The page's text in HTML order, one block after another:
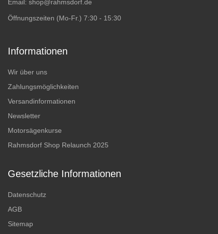
Email: shop@rahmsdorf.de
Öffnungszeiten (Mo-Fr.) 7:30 - 15:30
Informationen
Wir über uns
Zahlungsmöglichkeiten
Versandinformationen
Newsletter
Motorsägenkurse
Rahmsdorf Shop Relaunch 2025
Gesetzliche Informationen
Datenschutz
AGB
Sitemap